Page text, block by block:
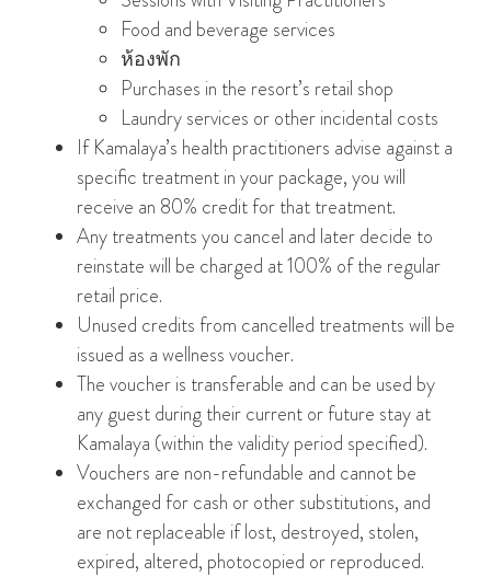
Food and beverage services
ห้องพัก
Purchases in the resort’s retail shop
Laundry services or other incidental costs
If Kamalaya’s health practitioners advise against a
specific treatment in your package, you will
receive an 80% credit for that treatment.
Any treatments you cancel and later decide to
reinstate will be charged at 100% of the regular
retail price.
Unused credits from cancelled treatments will be
issued as a wellness voucher.
The voucher is transferable and can be used by
any guest during their current or future stay at
Kamalaya (within the validity period specified).
Vouchers are non-refundable and cannot be
exchanged for cash or other substitutions, and
are not replaceable if lost, destroyed, stolen,
expired, altered, photocopied or reproduced.